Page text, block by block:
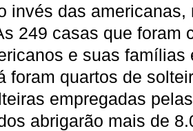
invés das americanas,
249 casas que foram
e suas famílias
foram quartos de
empregadas
abrigarão mais de